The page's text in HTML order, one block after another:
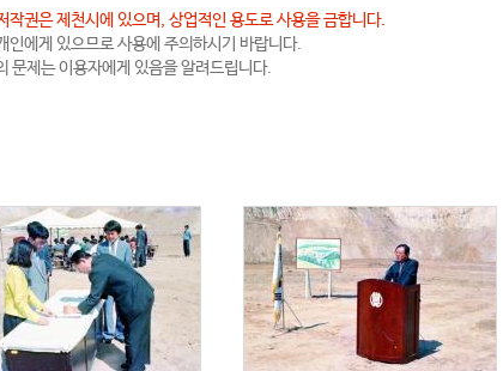
작권은 제천시에 있으며, 상업적인 용도로 사용을 금합니다.
인에게 있으므로 사용에 주의하시기 바랍니다.
문제는 이용자에게 있음을 알려드립니다.